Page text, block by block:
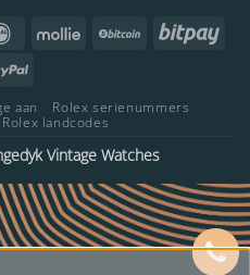
IDeal Mollie BitCoin
PayPal
aan
Rolex serienummers
Rolex landcodes
Vintage Watches